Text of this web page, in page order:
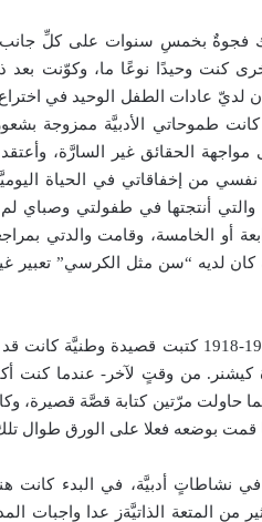
فجوةٌ بخمسِ سنوات على كلِّ
كنت وحيدًا نوعًا ما، وكوّنت بعد
لديّ عادات الطفل الوحيد في
طموحاتي الأدبيَّة ممزوجة
الحقائق غير السارَّة،
من إخفاقاتي في الحياة
والتي أنتجتها في طفولتي وصباي
أو الخامسة، وقامت والدتي
كان لديه “سن مثل الكرسي” تعبير
في سنِّ الحادية عشر، عندما اندلعت حرب 1914-1918
من وقتٍ لآخر- عندما كنت
حاولت مرّتين كتابة قصَّة قصيرة،
قمت بوضعه فعلا على الورق طوال
نشاطاتٍ أدبيَّة، في البدء كانت
من المتعة الذاتيَّةز عدا واجبات